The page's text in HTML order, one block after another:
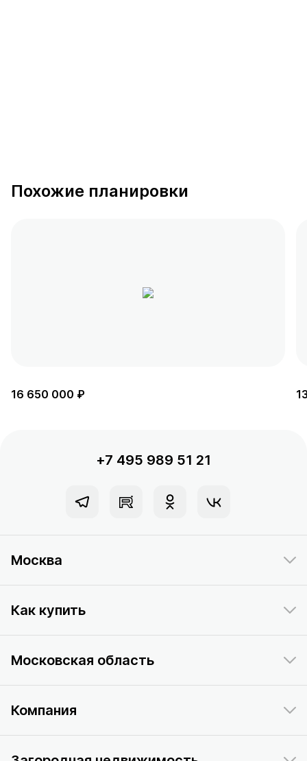
Похожие планировки
16 650 000 ₽
+7 495 989 51 21
Москва
Как купить
Московская область
Компания